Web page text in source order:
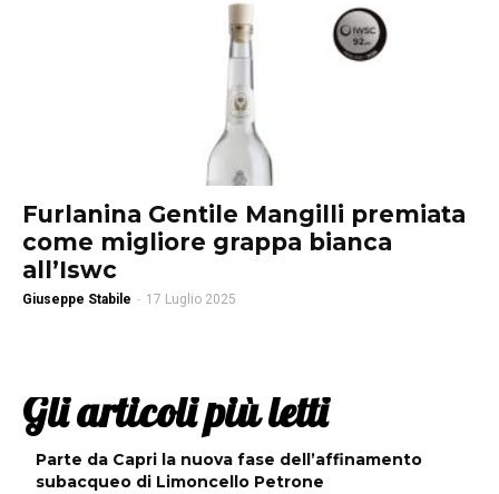
Furlanina Gentile Mangilli premiata
come migliore grappa bianca
all’Iswc
Giuseppe Stabile - 17 Luglio 2025
Gli articoli più letti
Parte da Capri la nuova fase dell’affinamento
subacqueo di Limoncello Petrone